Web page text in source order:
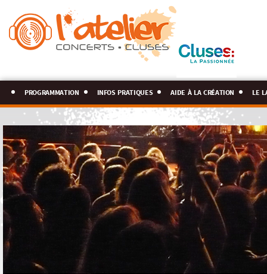
programmation infos pratiques aide à la création le